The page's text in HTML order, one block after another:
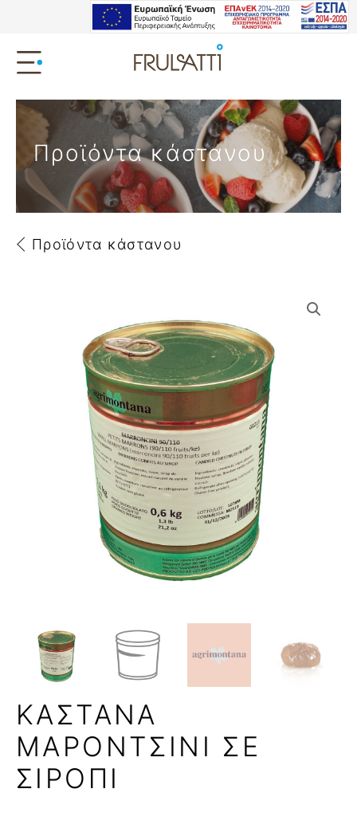
Προϊόντα κάστανου
Προϊόντα κάστανου
ΚΑΣΤΑΝΑ
ΜΑΡΟΝΤΣΙΝΙ ΣΕ
ΣΙΡΟΠΙ